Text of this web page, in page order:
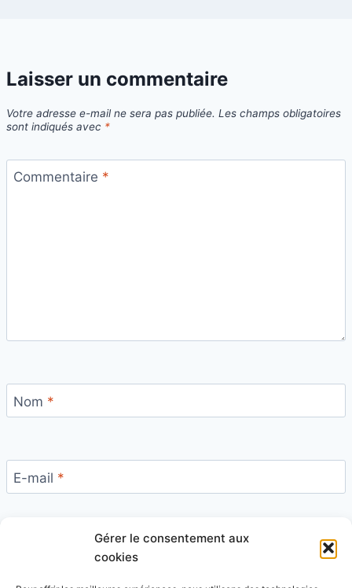
Gérer le consentement aux
cookies
Laisser un commentaire
Votre adresse e-mail ne sera pas publiée. Les champs obligatoires
sont indiqués avec *
Commentaire *
Nom *
E-mail *